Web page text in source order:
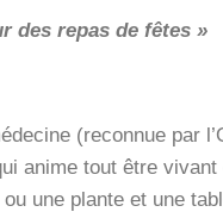
des repas de fêtes »
(reconnue par
anime tout être
une plante et une